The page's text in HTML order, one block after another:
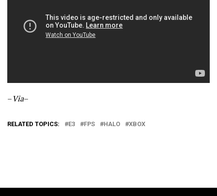
–Via–
RELATED TOPICS: E3 FPS HALO XBOX